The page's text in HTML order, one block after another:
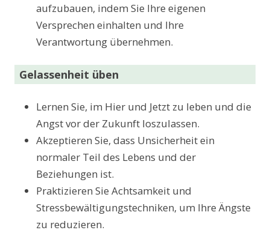
aufzubauen, indem Sie Ihre eigenen
Versprechen einhalten und Ihre
Verantwortung übernehmen.
Gelassenheit üben
Lernen Sie, im Hier und Jetzt zu leben und die
Angst vor der Zukunft loszulassen.
Akzeptieren Sie, dass Unsicherheit ein
normaler Teil des Lebens und der
Beziehungen ist.
Praktizieren Sie Achtsamkeit und
Stressbewältigungstechniken, um Ihre Ängste
zu reduzieren.